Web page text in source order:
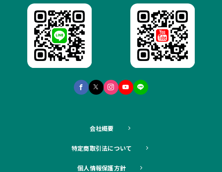
会社概要
特定商取引法について
個人情報保護方針